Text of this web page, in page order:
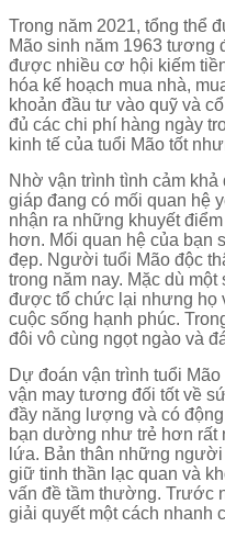
Trong năm 2021, tổng thể
Mão sinh năm 1963 tương
được nhiều cơ hội kiếm
hóa kế hoạch mua nhà,
khoản đầu tư vào quỹ và
đủ các chi phí hàng ngày
kinh tế của tuổi Mão tốt
Nhờ vận trình tình cảm
giáp đang có mối quan hệ
nhận ra những khuyết
hơn. Mối quan hệ của bạn
đẹp. Người tuổi Mão độc
trong năm nay. Mặc dù
được tổ chức lại nhưng họ
cuộc sống hạnh phúc.
đôi vô cùng ngọt ngào và
Dự đoán vận trình tuổi
vận may tương đối tốt về
đầy năng lượng và có
bạn dường như trẻ hơn rất
lứa. Bản thân những
giữ tinh thần lạc quan và
vấn đề tầm thường. Trước
giải quyết một cách nhanh